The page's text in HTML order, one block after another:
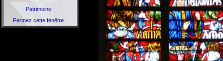
Patrimoine
Fermez cette fenêtre